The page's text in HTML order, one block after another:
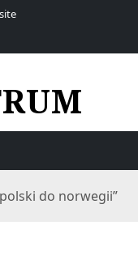
do norwegii”